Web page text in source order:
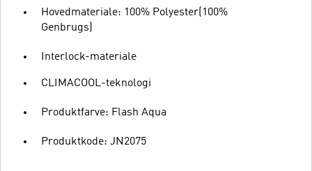
Hovedmateriale: 100% Polyester(100%
Genbrugs)
Interlock-materiale
CLIMACOOL-teknologi
Produktfarve: Flash Aqua
Produktkode: JN2075